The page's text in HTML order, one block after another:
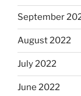
September
August 2022
July 2022
June 2022